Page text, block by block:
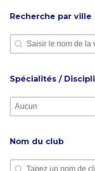
Recherche par ville
Recherche par ville
Recherche par ville
Spécialités /
Spécialités /
Spécialités / Disciplines
Spécialités / Disciplines
Nom du club
Nom du club
Nom du club